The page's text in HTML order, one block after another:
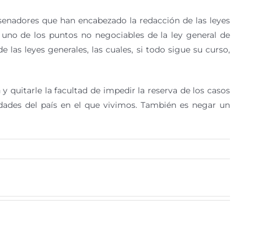
que han encabezado la redacción de las leyes
de los puntos no negociables de la ley general de
leyes generales, las cuales, si todo sigue su curso,
quitarle la facultad de impedir la reserva de los casos
del país en el que vivimos. También es negar un